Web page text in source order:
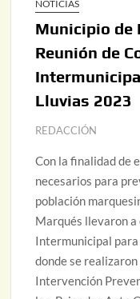
NOTICIAS
Municipio de
Reunión de
Lluvias 2023
REDACCIÓN
Con la finalidad de
necesarios para
población
Marqués llevaron a
Intermunicipal
donde se
Intervención